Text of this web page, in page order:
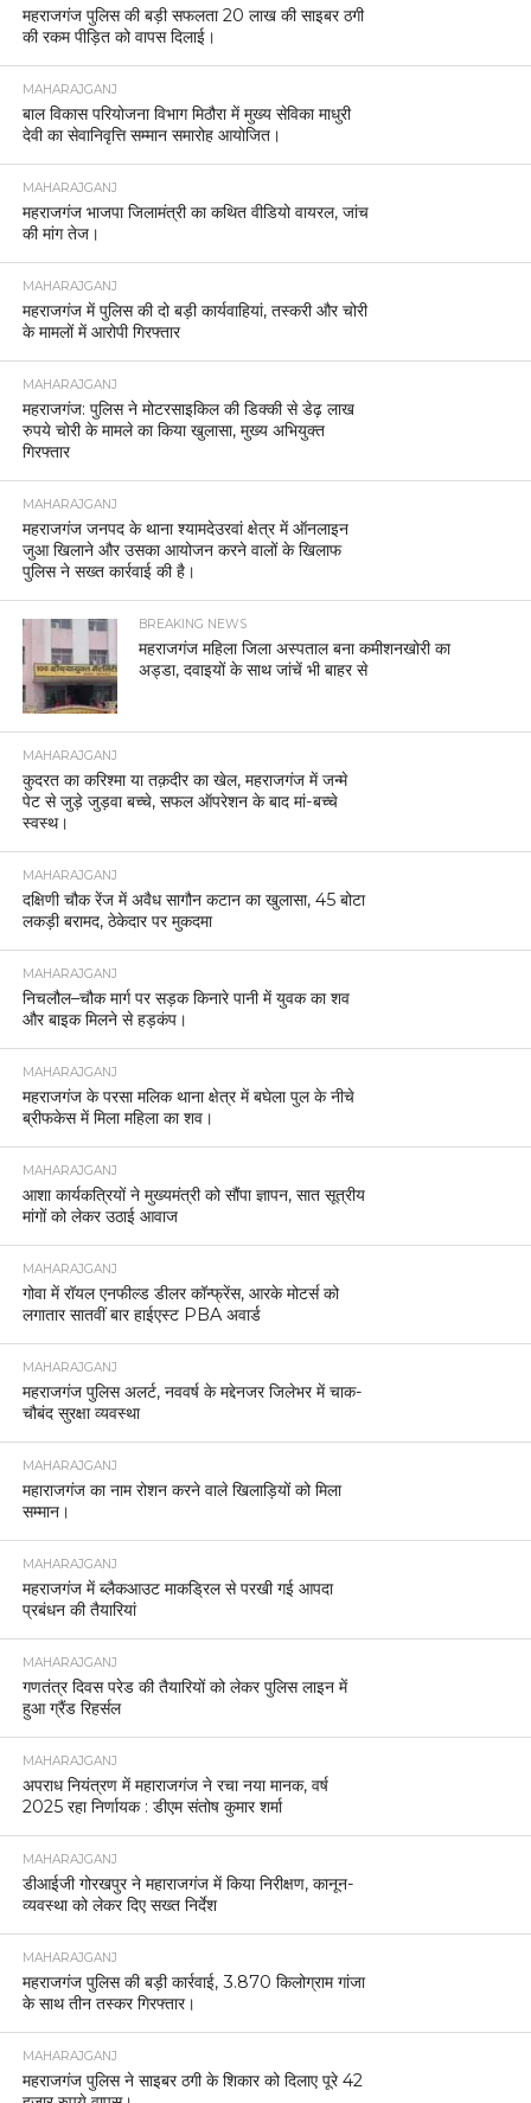
महराजगंज पुलिस की बड़ी सफलता 20 लाख की साइबर ठगी
की रकम पीड़ित को वापस दिलाई।
MAHARAJGANJ
बाल विकास परियोजना विभाग मिठौरा में मुख्य सेविका माधुरी
देवी का सेवानिवृत्ति सम्मान समारोह आयोजित।
MAHARAJGANJ
महराजगंज भाजपा जिलामंत्री का कथित वीडियो वायरल, जांच
की मांग तेज।
MAHARAJGANJ
महराजगंज में पुलिस की दो बड़ी कार्यवाहियां, तस्करी और चोरी
के मामलों में आरोपी गिरफ्तार
MAHARAJGANJ
महराजगंज: पुलिस ने मोटरसाइकिल की डिक्की से डेढ़ लाख
रुपये चोरी के मामले का किया खुलासा, मुख्य अभियुक्त
गिरफ्तार
MAHARAJGANJ
महराजगंज जनपद के थाना श्यामदेउरवां क्षेत्र में ऑनलाइन
जुआ खिलाने और उसका आयोजन करने वालों के खिलाफ
पुलिस ने सख्त कार्रवाई की है।
BREAKING NEWS
महराजगंज महिला जिला अस्पताल बना कमीशनखोरी का
अड्डा, दवाइयों के साथ जांचें भी बाहर से
MAHARAJGANJ
कुदरत का करिश्मा या तक़दीर का खेल, महराजगंज में जन्मे
पेट से जुड़े जुड़वा बच्चे, सफल ऑपरेशन के बाद मां-बच्चे
स्वस्थ।
MAHARAJGANJ
दक्षिणी चौक रेंज में अवैध सागौन कटान का खुलासा, 45 बोटा
लकड़ी बरामद, ठेकेदार पर मुकदमा
MAHARAJGANJ
निचलौल–चौक मार्ग पर सड़क किनारे पानी में युवक का शव
और बाइक मिलने से हड़कंप।
MAHARAJGANJ
महराजगंज के परसा मलिक थाना क्षेत्र में बघेला पुल के नीचे
ब्रीफकेस में मिला महिला का शव।
MAHARAJGANJ
आशा कार्यकत्रियों ने मुख्यमंत्री को सौंपा ज्ञापन, सात सूत्रीय
मांगों को लेकर उठाई आवाज
MAHARAJGANJ
गोवा में रॉयल एनफील्ड डीलर कॉन्फ्रेंस, आरके मोटर्स को
लगातार सातवीं बार हाईएस्ट PBA अवार्ड
MAHARAJGANJ
महराजगंज पुलिस अलर्ट, नववर्ष के मद्देनजर जिलेभर में चाक-
चौबंद सुरक्षा व्यवस्था
MAHARAJGANJ
महाराजगंज का नाम रोशन करने वाले खिलाड़ियों को मिला
सम्मान।
MAHARAJGANJ
महराजगंज में ब्लैकआउट माकड्रिल से परखी गई आपदा
प्रबंधन की तैयारियां
MAHARAJGANJ
गणतंत्र दिवस परेड की तैयारियों को लेकर पुलिस लाइन में
हुआ ग्रैंड रिहर्सल
MAHARAJGANJ
अपराध नियंत्रण में महाराजगंज ने रचा नया मानक, वर्ष
2025 रहा निर्णायक : डीएम संतोष कुमार शर्मा
MAHARAJGANJ
डीआईजी गोरखपुर ने महाराजगंज में किया निरीक्षण, कानून-
व्यवस्था को लेकर दिए सख्त निर्देश
MAHARAJGANJ
महराजगंज पुलिस की बड़ी कार्रवाई, 3.870 किलोग्राम गांजा
के साथ तीन तस्कर गिरफ्तार।
MAHARAJGANJ
महराजगंज पुलिस ने साइबर ठगी के शिकार को दिलाए पूरे 42